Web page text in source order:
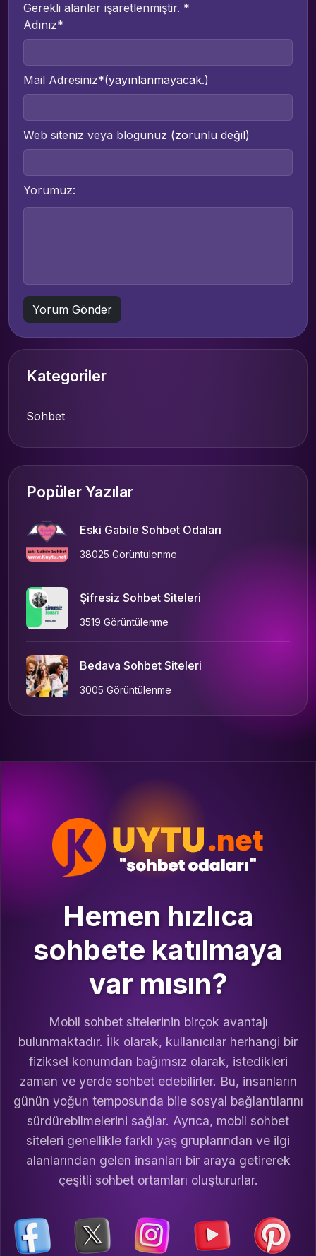
Gerekli alanlar işaretlenmiştir. *
Adınız*
Mail Adresiniz*(yayınlanmayacak.)
Web siteniz veya blogunuz (zorunlu değil)
Yorumuz:
Kategoriler
Sohbet
Popüler Yazılar
Eski Gabile Sohbet Odaları
38025 Görüntülenme
Şifresiz Sohbet Siteleri
3519 Görüntülenme
Bedava Sohbet Siteleri
3005 Görüntülenme
Hemen hızlıca
sohbete katılmaya
var mısın?
Mobil sohbet sitelerinin birçok avantajı
bulunmaktadır. İlk olarak, kullanıcılar herhangi bir
fiziksel konumdan bağımsız olarak, istedikleri
zaman ve yerde sohbet edebilirler. Bu, insanların
günün yoğun temposunda bile sosyal bağlantılarını
sürdürebilmelerini sağlar. Ayrıca, mobil sohbet
siteleri genellikle farklı yaş gruplarından ve ilgi
alanlarından gelen insanları bir araya getirerek
çeşitli sohbet ortamları oluştururlar.